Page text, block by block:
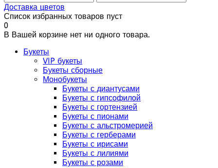
Доставка цветов
Список избранных товаров пуст
0
В Вашей корзине нет ни одного товара.
Букеты
VIP букеты
Букеты сборные
Монобукеты
Букеты с диантусами
Букеты с гипсофилой
Букеты с гортензией
Букеты с пионами
Букеты с альстромерией
Букеты с герберами
Букеты с ирисами
Букеты с лилиями
Букеты с розами